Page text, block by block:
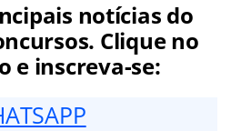
notícias do
Clique no
e inscreva-se: